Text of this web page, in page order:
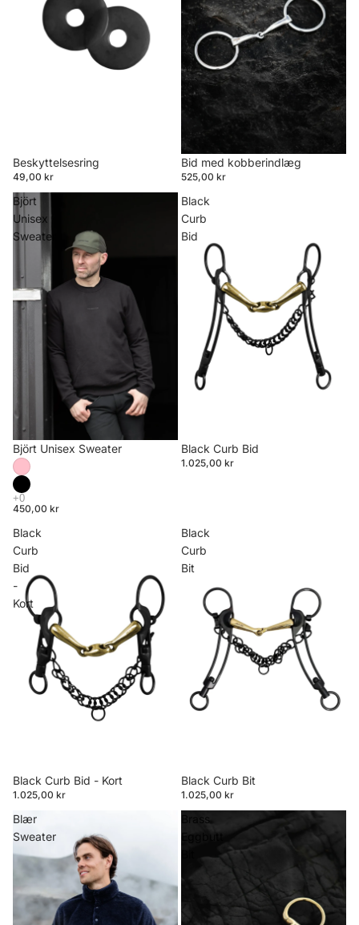
Beskyttelsesring
49,00 kr
Bid med kobberindlæg
525,00 kr
Björt
Unisex
Sweater
Björt Unisex Sweater
450,00 kr
Black
Curb
Bid
Black Curb Bid
1.025,00 kr
Black
Curb
Bid
-
Kort
Black Curb Bid - Kort
1.025,00 kr
Black
Curb
Bit
Black Curb Bit
1.025,00 kr
Blær
Sweater
Brass
Eggbutt